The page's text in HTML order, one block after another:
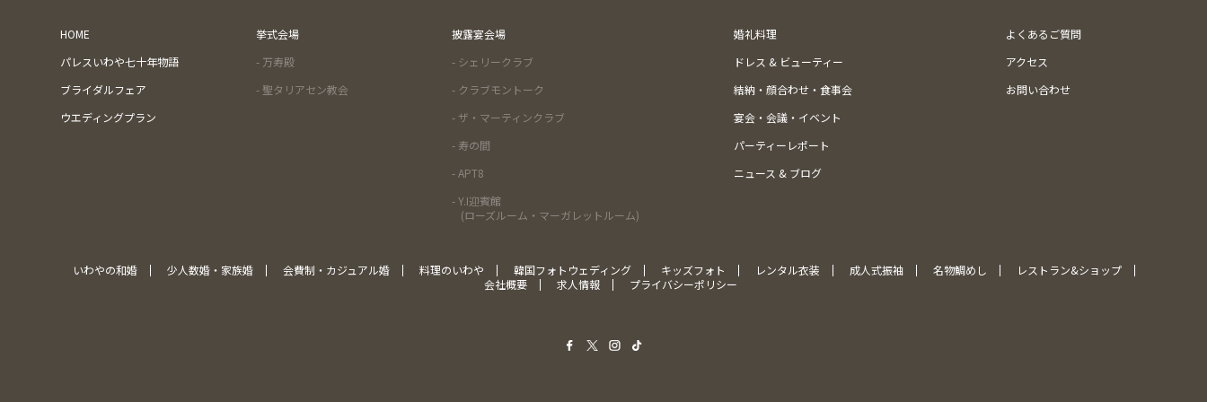
HOME
パレスいわや七十年物語
ブライダルフェア
ウエディングプラン
挙式会場
- 万寿殿
- 聖タリアセン教会
披露宴会場
- シェリークラブ
- クラブモントーク
- ザ・マーティンクラブ
- 寿の間
- APT8
- Y.I迎賓館
(ローズルーム・マーガレットルーム)
婚礼料理
ドレス & ビューティー
結納・顔合わせ・食事会
宴会・会議・イベント
パーティーレポート
ニュース & ブログ
よくあるご質問
アクセス
お問い合わせ
いわやの和婚 少人数婚・家族婚 会費制・カジュアル婚 料理のいわや 韓国フォトウェディング キッズフォト レンタル衣装 成人式振袖 名物鯛めし
レストラン&ショップ
会社概要
求人情報 プライバシーポリシー